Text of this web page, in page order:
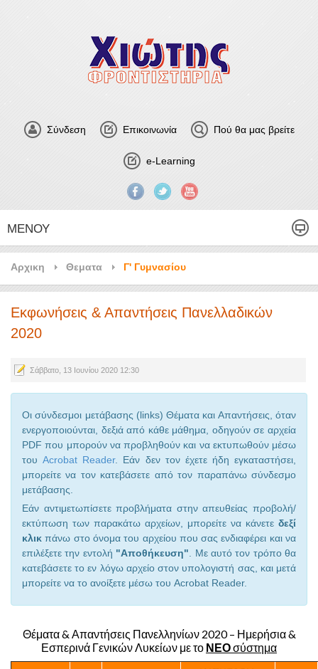
Σύνδεση Επικοινωνία Πού θα μας βρείτε
e-Learning
ΜΕΝΟΎ
Αρχικη Θεματα Γ' Γυμνασίου
Εκφωνήσεις & Απαντήσεις Πανελλαδικών
2020
Σάββατο, 13 Ιουνίου 2020 12:30
Οι σύνδεσμοι μετάβασης (links) Θέματα και Απαντήσεις, όταν
ενεργοποιούνται, δεξιά από κάθε μάθημα, οδηγούν σε αρχεία
PDF που μπορούν να προβληθούν και να εκτυπωθούν μέσω
τουAcrobat Reader. Εάν δεν τον έχετε ήδη εγκαταστήσει,
μπορείτε να τον κατεβάσετε από τον παραπάνω σύνδεσμο
μετάβασης.
Εάν αντιμετωπίσετε προβλήματα στην απευθείας προβολή/
εκτύπωση των παρακάτω αρχείων, μπορείτε να κάνετε δεξί
κλικ πάνω στο όνομα του αρχείου που σας ενδιαφέρει και να
επιλέξετε την εντολή "Αποθήκευση". Με αυτό τον τρόπο θα
κατεβάσετε το εν λόγω αρχείο στον υπολογιστή σας, και μετά
μπορείτε να το ανοίξετε μέσω του Acrobat Reader.
Θέματα & Απαντήσεις Πανελληνίων 2020 – Ημερήσια &
Εσπερινά Γενικών Λυκείων με το ΝΕΟσύστημα